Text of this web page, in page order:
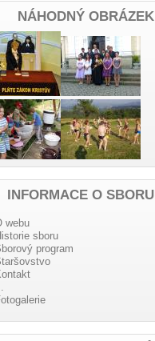
NÁHODNÝ OBRÁZEK
INFORMACE O SBORU
webu
sboru
program